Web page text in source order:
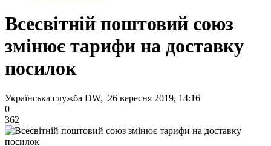
Всесвітній поштовий союз
змінює тарифи на доставку
посилок
Українська служба DW, 26 вересня 2019, 14:16
0
362